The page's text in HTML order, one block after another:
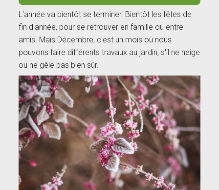
L'année va bientôt se terminer. Bientôt les fêtes de
fin d'année, pour se retrouver en famille ou entre
amis. Mais Décembre, c'est un mois où nous
pouvons faire différents travaux au jardin, s'il ne neige
ou ne gêle pas bien sûr.